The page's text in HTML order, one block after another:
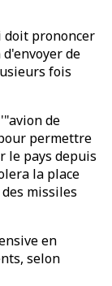
doit prononcer
de
fois
de
permettre
le pays depuis
la place
missiles
en
selon